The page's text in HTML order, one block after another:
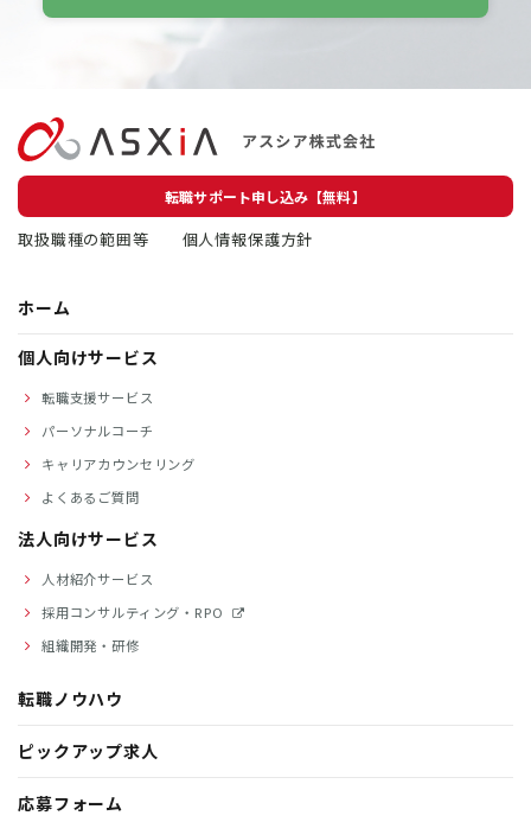
転職サポート申し込み【無料】
取扱職種の範囲等 個人情報保護方針
ホーム
個人向けサービス
転職支援サービス
パーソナルコーチ
キャリアカウンセリング
よくあるご質問
法人向けサービス
人材紹介サービス
採用コンサルティング・RPO
組織開発・研修
転職ノウハウ
ピックアップ求人
応募フォーム